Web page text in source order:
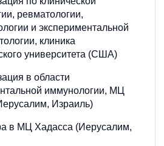
ревматологии,
и экспериментальной
клиника
университета (США)
в области
иммунологии, МЦ
Израиль)
в МЦ Хадасса (Иерусалим,